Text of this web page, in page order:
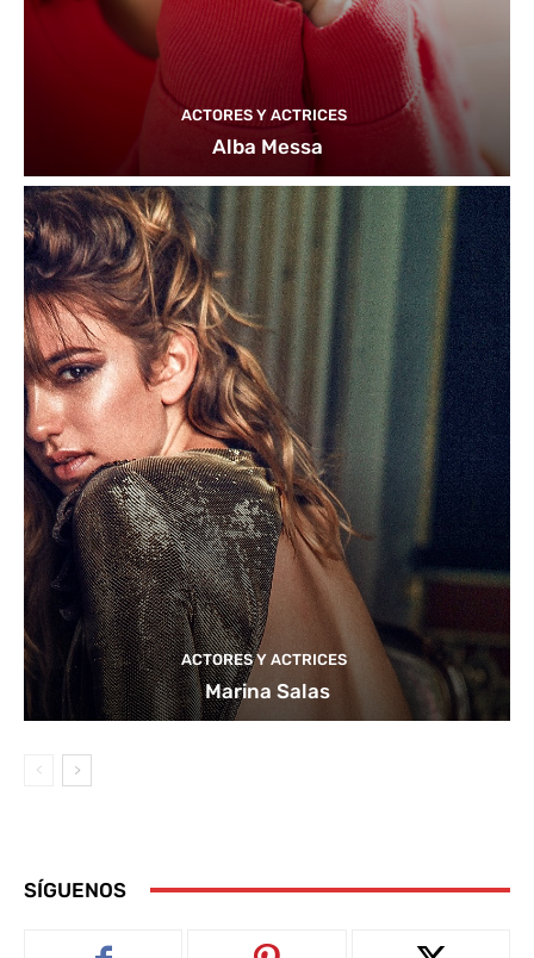
ACTORES Y ACTRICES
Alba Messa
ACTORES Y ACTRICES
Marina Salas
SÍGUENOS